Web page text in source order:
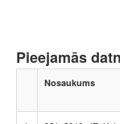
Pieejamās
Nosaukums